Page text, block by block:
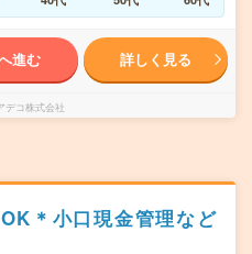
進む 詳しく見る
デコ株式会社
＊小口現金管理など